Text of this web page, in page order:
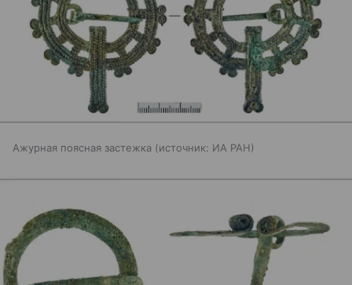
Ажурная поясная застежка источник: ИА РАН